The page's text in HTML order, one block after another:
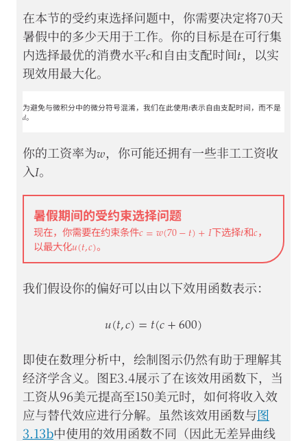
在本节的受约束选择问题中，你需要决定将70天
暑假中的多少天用于工作。你的目标是在可行集
内选择最优的消费水平𝑐
c和自由支配时间𝑡
t，以实
现效用最大化。
为避免与微积分中的微分符号混淆，我们在此使用𝑡表示自由支配时间，而不是
𝑑d。
你的工资率为𝑤，你可能还拥有一些非工工资收
入𝐼I。
暑假期间的受约束选择问题
现在，你需要在约束条件𝑐=𝑤(70−𝑡)+𝐼
c=w( 70−t) 下选择𝑡和𝑐，
以最大化𝑢(𝑡,𝑐)
u(t,c)。
我们假设你的偏好可以由以下效用函数表示：
𝑢(𝑡,𝑐)=𝑡(𝑐+600)
u(t,c )= t(c + 600)
即使在数理分析中，绘制图示仍然有助于理解其
经济学含义。图E3.4展示了在该效用函数下，当
工资从96美元提高至150美元时，如何将收入效
应与替代效应进行分解。虽然该效用函数与图
3.13b中使用的效用函数不同（因此无差异曲线